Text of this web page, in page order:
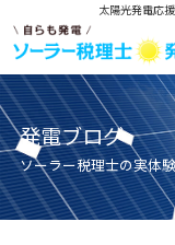
太陽光発電応
発電ブログ
ソーラー税理士の実体